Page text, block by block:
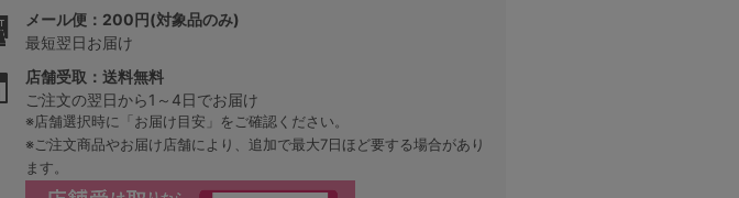
メール便：200円(対象品のみ)
最短翌日お届け
店舗受取：送料無料
ご注文の翌日から1～4日でお届け
※店舗選択時に「お届け目安」をご確認ください。
※ご注文商品やお届け店舗により、追加で最大7日ほど要する場合があり
ます。